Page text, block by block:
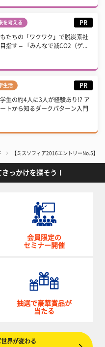
を考える PR
たちの「ワクワク」で脱炭素社
指す – 「みんなで減CO2（ゲ...
生活 PR
生の約4人に3人が経験あり!? ア
トから知るダークパターン入門
【ミスソフィア2016エントリーNo.5】
っかけを探そう！
会員限定の
セミナー開催
抽選で豪華賞品が
当たる
界が変わる